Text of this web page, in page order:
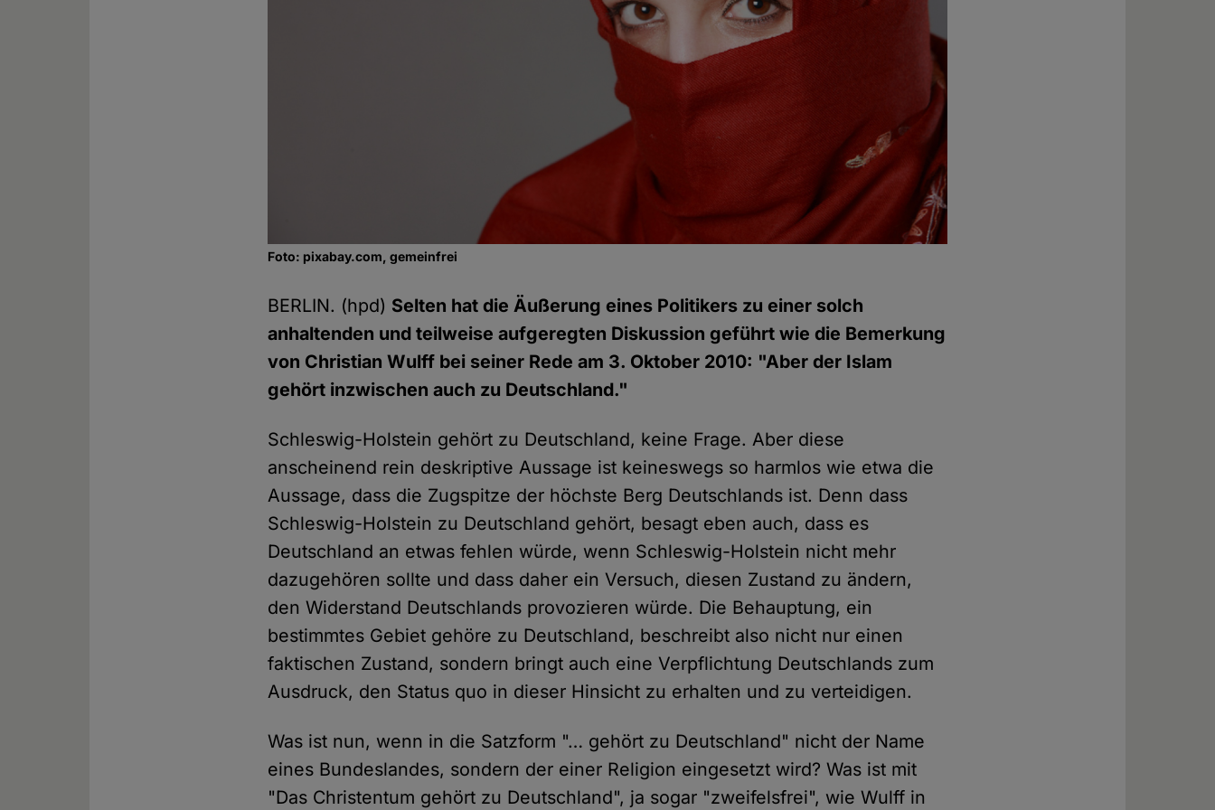
Foto: pixabay.com, gemeinfrei
BERLIN. (hpd) Selten hat die Äußerung eines Politikers zu einer solch
anhaltenden und teilweise aufgeregten Diskussion geführt wie die Bemerkung
von Christian Wulff bei seiner Rede am 3. Oktober 2010: "Aber der Islam
gehört inzwischen auch zu Deutschland."
Schleswig-Holstein gehört zu Deutschland, keine Frage. Aber diese
anscheinend rein deskriptive Aussage ist keineswegs so harmlos wie etwa die
Aussage, dass die Zugspitze der höchste Berg Deutschlands ist. Denn dass
Schleswig-Holstein zu Deutschland gehört, besagt eben auch, dass es
Deutschland an etwas fehlen würde, wenn Schleswig-Holstein nicht mehr
dazugehören sollte und dass daher ein Versuch, diesen Zustand zu ändern,
den Widerstand Deutschlands provozieren würde. Die Behauptung, ein
bestimmtes Gebiet gehöre zu Deutschland, beschreibt also nicht nur einen
faktischen Zustand, sondern bringt auch eine Verpflichtung Deutschlands zum
Ausdruck, den Status quo in dieser Hinsicht zu erhalten und zu verteidigen.
Was ist nun, wenn in die Satzform "… gehört zu Deutschland" nicht der Name
eines Bundeslandes, sondern der einer Religion eingesetzt wird? Was ist mit
"Das Christentum gehört zu Deutschland", ja sogar "zweifelsfrei", wie Wulff in